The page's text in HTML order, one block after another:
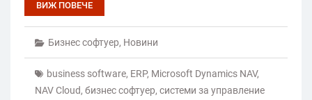
ВИЖ ПОВЕЧЕ
Бизнес софтуер, Новини
business software, ERP, Microsoft Dynamics NAV,
NAV Cloud, бизнес софтуер, системи за управление